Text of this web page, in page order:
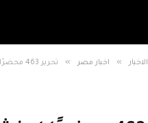
الاخبار » اخبار مصر » تحرير 463 محضرًا لمنشآت غير ملتزمة بالحد الأدنى للأجور في القطاع الخاص – النيل 24